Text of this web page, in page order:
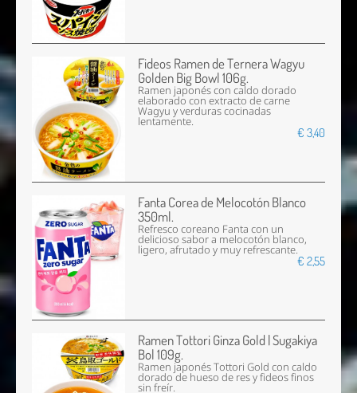
Fideos Ramen de Ternera Wagyu
Golden Big Bowl 106g.
Ramen japonés con caldo dorado
elaborado con extracto de carne
Wagyu y verduras cocinadas
lentamente.
€ 3,40
Fanta Corea de Melocotón Blanco
350ml.
Refresco coreano Fanta con un
delicioso sabor a melocotón blanco,
ligero, afrutado y muy refrescante.
€ 2,55
Ramen Tottori Ginza Gold | Sugakiya
Bol 109g.
Ramen japonés Tottori Gold con caldo
dorado de hueso de res y fideos finos
sin freír.